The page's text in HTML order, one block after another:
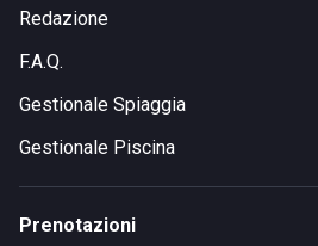
Redazione
F.A.Q.
Gestionale Spiaggia
Gestionale Piscina
Prenotazioni